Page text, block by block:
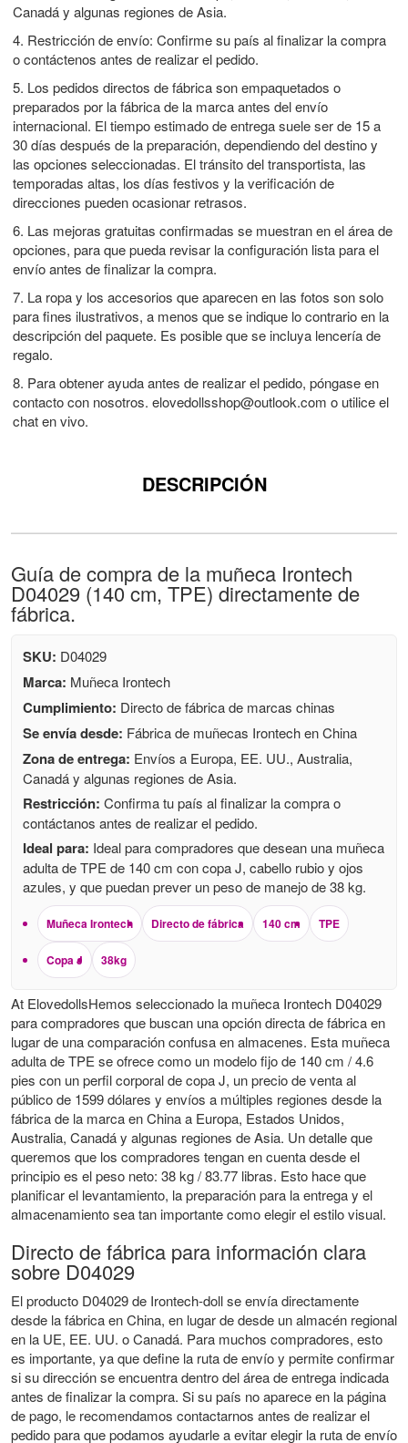
Canadá y algunas regiones de Asia.
4. Restricción de envío: Confirme su país al finalizar la compra
o contáctenos antes de realizar el pedido.
5. Los pedidos directos de fábrica son empaquetados o
preparados por la fábrica de la marca antes del envío
internacional. El tiempo estimado de entrega suele ser de 15 a
30 días después de la preparación, dependiendo del destino y
las opciones seleccionadas. El tránsito del transportista, las
temporadas altas, los días festivos y la verificación de
direcciones pueden ocasionar retrasos.
6. Las mejoras gratuitas confirmadas se muestran en el área de
opciones, para que pueda revisar la configuración lista para el
envío antes de finalizar la compra.
7. La ropa y los accesorios que aparecen en las fotos son solo
para fines ilustrativos, a menos que se indique lo contrario en la
descripción del paquete. Es posible que se incluya lencería de
regalo.
8. Para obtener ayuda antes de realizar el pedido, póngase en
contacto con nosotros. elovedollsshop@outlook.com o utilice el
chat en vivo.
DESCRIPCIÓN
Guía de compra de la muñeca Irontech
D04029 (140 cm, TPE) directamente de
fábrica.
SKU: D04029
Marca: Muñeca Irontech
Cumplimiento: Directo de fábrica de marcas chinas
Se envía desde: Fábrica de muñecas Irontech en China
Zona de entrega: Envíos a Europa, EE. UU., Australia,
Canadá y algunas regiones de Asia.
Restricción: Confirma tu país al finalizar la compra o
contáctanos antes de realizar el pedido.
Ideal para: Ideal para compradores que desean una muñeca
adulta de TPE de 140 cm con copa J, cabello rubio y ojos
azules, y que puedan prever un peso de manejo de 38 kg.
Muñeca Irontech Directo de fábrica 140 cm TPE
Copa J 38kg
At ElovedollsHemos seleccionado la muñeca Irontech D04029
para compradores que buscan una opción directa de fábrica en
lugar de una comparación confusa en almacenes. Esta muñeca
adulta de TPE se ofrece como un modelo fijo de 140 cm / 4.6
pies con un perfil corporal de copa J, un precio de venta al
público de 1599 dólares y envíos a múltiples regiones desde la
fábrica de la marca en China a Europa, Estados Unidos,
Australia, Canadá y algunas regiones de Asia. Un detalle que
queremos que los compradores tengan en cuenta desde el
principio es el peso neto: 38 kg / 83.77 libras. Esto hace que
planificar el levantamiento, la preparación para la entrega y el
almacenamiento sea tan importante como elegir el estilo visual.
Directo de fábrica para información clara
sobre D04029
El producto D04029 de Irontech-doll se envía directamente
desde la fábrica en China, en lugar de desde un almacén regional
en la UE, EE. UU. o Canadá. Para muchos compradores, esto
es importante, ya que define la ruta de envío y permite confirmar
si su dirección se encuentra dentro del área de entrega indicada
antes de finalizar la compra. Si su país no aparece en la página
de pago, le recomendamos contactarnos antes de realizar el
pedido para que podamos ayudarle a evitar elegir la ruta de envío